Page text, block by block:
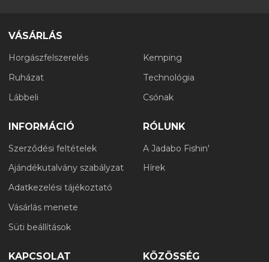
VÁSÁRLÁS
Horgászfelszerelés
Ruházat
Lábbeli
Kemping
Technológia
Csónak
INFORMÁCIÓ
Szerződési feltételek
Ajándékutalvány szabályzat
Adatkezelési tájékoztató
Vásárlás menete
Süti beállítások
RÓLUNK
A Jadabo Fishin'
Hírek
KAPCSOLAT KÖZÖSSÉG